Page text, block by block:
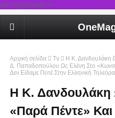
rel='stylesheet'/>
Αρχική σελίδα Tv
Η Κ. Δανδουλάκη
Δ. Παπαδοπούλου Ως Ελένη Στο
Δεν Είδαμε Ποτέ Στην Ελληνική
Η Κ. Δανδουλάκη
«Παρά Πέντε»